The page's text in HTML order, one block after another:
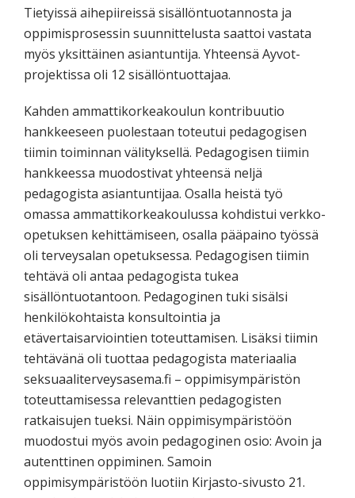
Tietyissä aihepiireissä sisällöntuotannosta ja
oppimisprosessin suunnittelusta saattoi vastata
myös yksittäinen asiantuntija. Yhteensä Ayvot-
projektissa oli 12 sisällöntuottajaa.
Kahden ammattikorkeakoulun kontribuutio
hankkeeseen puolestaan toteutui pedagogisen
tiimin toiminnan välityksellä. Pedagogisen tiimin
hankkeessa muodostivat yhteensä neljä
pedagogista asiantuntijaa. Osalla heistä työ
omassa ammattikorkeakoulussa kohdistui verkko-
opetuksen kehittämiseen, osalla pääpaino työssä
oli terveysalan opetuksessa. Pedagogisen tiimin
tehtävä oli antaa pedagogista tukea
sisällöntuotantoon. Pedagoginen tuki sisälsi
henkilökohtaista konsultointia ja
etävertaisarviointien toteuttamisen. Lisäksi tiimin
tehtävänä oli tuottaa pedagogista materiaalia
seksuaaliterveysasema.fi – oppimisympäristön
toteuttamisessa relevanttien pedagogisten
ratkaisujen tueksi. Näin oppimisympäristöön
muodostui myös avoin pedagoginen osio: Avoin ja
autenttinen oppiminen. Samoin
oppimisympäristöön luotiin Kirjasto-sivusto 21.